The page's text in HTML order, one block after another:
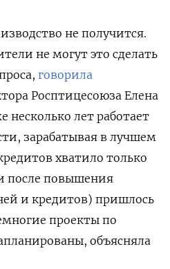
не получится.
не могут это сделать
говорила
Росптицесоюза Елена
несколько лет работает
зарабатывая в лучшем
хватило только
после повышения
и кредитов) пришлось
проекты по
объясняла